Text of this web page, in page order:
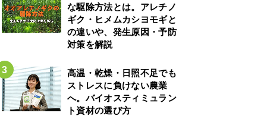
な駆除方法とは。アレチノ
ギク・ヒメムカシヨモギと
の違いや、発生原因・予防
対策を解説
高温・乾燥・日照不足でも
ストレスに負けない農業
へ。バイオスティミュラン
ト資材の選び方